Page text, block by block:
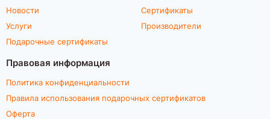
Новости
Услуги
Подарочные сертификаты
Сертификаты
Производители
Правовая информация
Политика конфиденциальности
Правила использования подарочных сертификатов
Оферта